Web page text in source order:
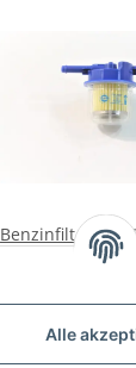
Alle
Benzinfilter (2)
UAZ.